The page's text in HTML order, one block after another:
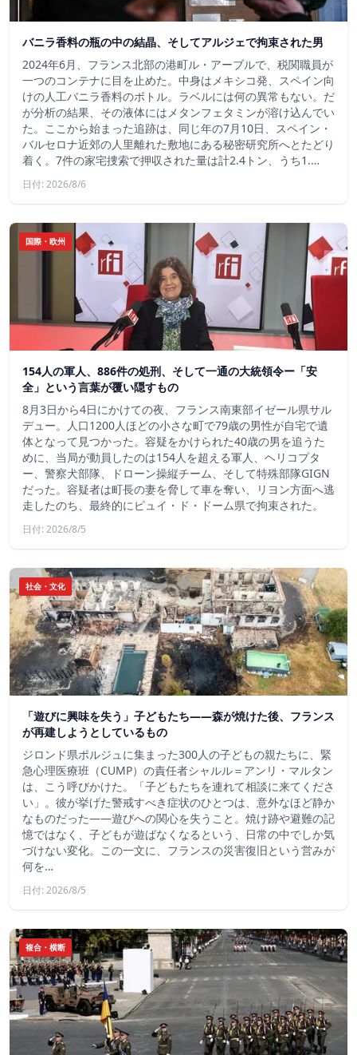
バニラ香料の瓶の中の結晶、そしてアルジェで拘束された男
2024年6月、フランス北部の港町ル・アーブルで、税関職員が
一つのコンテナに目を止めた。中身はメキシコ発、スペイン向
けの人工バニラ香料のボトル。ラベルには何の異常もない。だ
が分析の結果、その液体にはメタンフェタミンが溶け込んでい
た。ここから始まった追跡は、同じ年の7月10日、スペイン・
バルセロナ近郊の人里離れた敷地にある秘密研究所へとたどり
着く。7件の家宅捜索で押収された量は計2.4トン、うち1.…
日付: 2026/8/6
国際・欧州
154人の軍人、886件の処刑、そして一通の大統領令ー「安
全」という言葉が覆い隠すもの
8月3日から4日にかけての夜、フランス南東部イゼール県サル
デュー。人口1200人ほどの小さな町で79歳の男性が自宅で遺
体となって見つかった。容疑をかけられた40歳の男を追うた
めに、当局が動員したのは154人を超える軍人、ヘリコプタ
ー、警察犬部隊、ドローン操縦チーム、そして特殊部隊GIGN
だった。容疑者は町長の妻を脅して車を奪い、リヨン方面へ逃
走したのち、最終的にピュイ・ド・ドーム県で拘束された。
日付: 2026/8/5
社会・文化
「遊びに興味を失う」子どもたち——森が焼けた後、フランス
が再建しようとしているもの
ジロンド県ポルジュに集まった300人の子どもの親たちに、緊
急心理医療班（CUMP）の責任者シャルル＝アンリ・マルタン
は、こう呼びかけた。「子どもたちを連れて相談に来てくださ
い」。彼が挙げた警戒すべき症状のひとつは、意外なほど静か
なものだった――遊びへの関心を失うこと。焼け跡や避難の記
憶ではなく、子どもが遊ばなくなるという、日常の中でしか気
づけない変化。この一文に、フランスの災害復旧という営みが
何を…
日付: 2026/8/5
複合・横断